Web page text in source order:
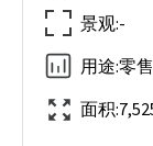
景观:-
用途:零售
面积: